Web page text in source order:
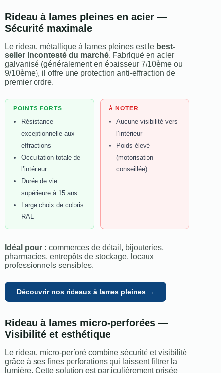
Rideau à lames pleines en acier —
Sécurité maximale
Le rideau métallique à lames pleines est le best-
seller incontesté du marché. Fabriqué en acier
galvanisé (généralement en épaisseur 7/10ème ou
9/10ème), il offre une protection anti-effraction de
premier ordre.
POINTS FORTS
Résistance
exceptionnelle aux
effractions
Occultation totale de
l’intérieur
Durée de vie
supérieure à 15 ans
Large choix de coloris
RAL
À NOTER
Aucune visibilité vers
l’intérieur
Poids élevé
(motorisation
conseillée)
Idéal pour : commerces de détail, bijouteries,
pharmacies, entrepôts de stockage, locaux
professionnels sensibles.
Découvrir nos rideaux à lames pleines →
Rideau à lames micro-perforées —
Visibilité et esthétique
Le rideau micro-perforé combine sécurité et visibilité
grâce à ses fines perforations qui laissent filtrer la
lumière. Cette solution est particulièrement prisée